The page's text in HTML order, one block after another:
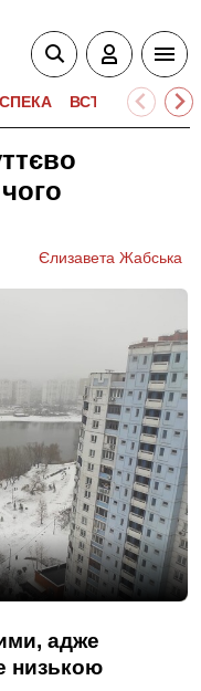
ВСТУПНА
Єлизавета Жабська
адже
низькою